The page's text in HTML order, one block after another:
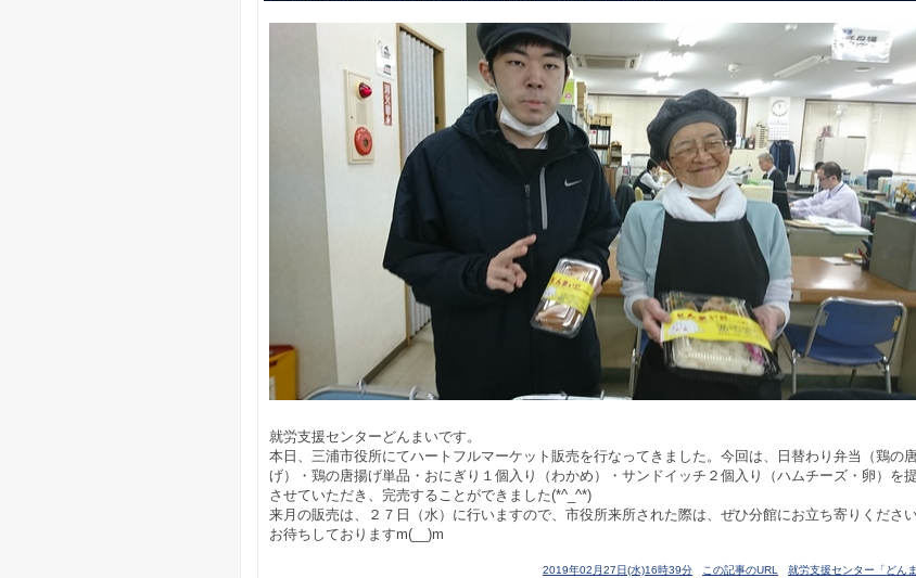
就労支援センターどんまいです。
本日、三浦市役所にてハートフルマーケット販売を行なってきました。今回は、日替わり弁当（鶏の
げ）・鶏の唐揚げ単品・おにぎり１個入り（わかめ）・サンドイッチ２個入り（ハムチーズ・卵）を
させていただき、完売することができました(*^_^*)
来月の販売は、２７日（水）に行いますので、市役所来所された際は、ぜひ分館にお立ち寄りください
お待ちしておりますm(__)m
2019年02月27日(水)16時39分 この記事のURL 就労支援センター「どんま